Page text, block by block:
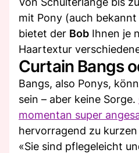
mit Pony (auch
bietet der Bob Ihnen je
Haartextur
Curtain Bangs
Bangs, also Ponys,
sein – aber keine Sorge.
momentan super
hervorragend zu kurzen
«Sie sind pflegeleicht